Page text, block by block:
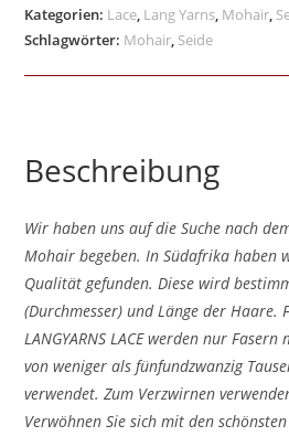
Kategorien: Lace Lang Yarns Mohair
Schlagwörter: Mohair Seide
Beschreibung
Wir haben uns auf die Suche nach
Mohair begeben. In Südafrika haben
Qualität gefunden. Diese wird
(Durchmesser) und Länge der Haare.
LANGYARNS LACE werden nur
von weniger als fünfundzwanzig
verwendet. Zum Verzwirnen
Verwöhnen Sie sich mit den